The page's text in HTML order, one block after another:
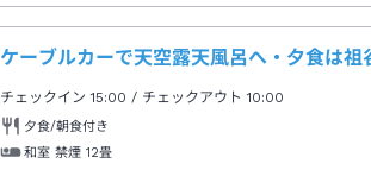
ケーブルカーで天空露天風呂へ・夕食は祖
チェックイン15:00 / チェックアウト 10:00
夕食/朝食付き
和室 禁煙 12畳